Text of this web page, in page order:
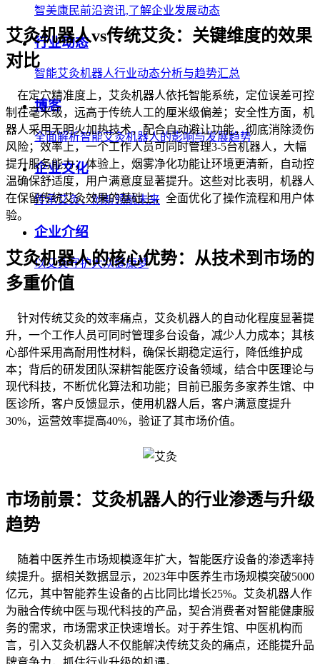
智美康民前沿资讯,了解企业发展动态
行业动态
智能艾灸机器人行业动态分析与趋势汇总
博客
全面解析智能艾灸机器人的影响与发展趋势
企业文化
传承艾灸，创新领航未来
企业介绍
以艾灸守护大众健康梦
艾灸机器人vs传统艾灸：关键维度的效果
对比
在定穴精准度上，艾灸机器人依托智能系统，定位误差可控
制在毫米级，远高于传统人工的厘米级偏差；安全性方面，机
器人采用无明火加热技术，配合自动避让功能，彻底消除烫伤
风险；效率上，一个工作人员可同时管理3-5台机器人，大幅
提升服务能力；体验上，烟雾净化功能让环境更清新，自动控
温确保舒适度，用户满意度显著提升。这些对比表明，机器人
在保留传统艾灸效果的基础上，全面优化了操作流程和用户体
验。
艾灸机器人的核心优势：从技术到市场的
多重价值
针对传统艾灸的效率痛点，艾灸机器人的自动化程度显著提
升，一个工作人员可同时管理多台设备，减少人力成本；其核
心部件采用高耐用性材料，确保长期稳定运行，降低维护成
本；背后的研发团队深耕智能医疗设备领域，结合中医理论与
现代科技，不断优化算法和功能；目前已服务多家养生馆、中
医诊所，客户反馈显示，使用机器人后，客户满意度提升
30%，运营效率提高40%，验证了其市场价值。
市场前景：艾灸机器人的行业渗透与升级
趋势
随着中医养生市场规模逐年扩大，智能医疗设备的渗透率持
续提升。据相关数据显示，2023年中医养生市场规模突破5000
亿元，其中智能养生设备的占比同比增长25%。艾灸机器人作
为融合传统中医与现代科技的产品，契合消费者对智能健康服
务的需求，市场需求正快速增长。对于养生馆、中医机构而
言，引入艾灸机器人不仅能解决传统艾灸的痛点，还能提升品